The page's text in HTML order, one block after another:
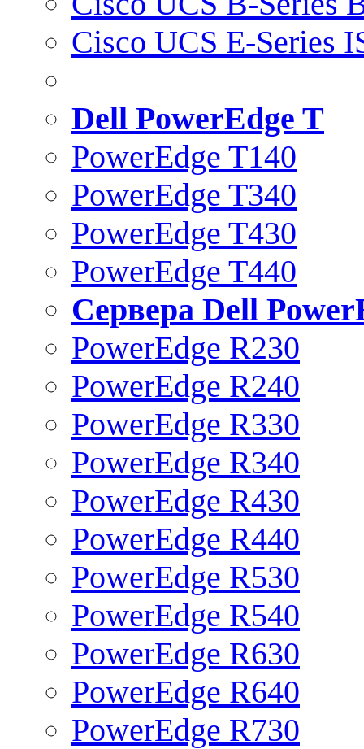
Cisco UCS E-Series
Dell PowerEdge T
PowerEdge T140
PowerEdge T340
PowerEdge T430
PowerEdge T440
Сервера Dell
PowerEdge R230
PowerEdge R240
PowerEdge R330
PowerEdge R340
PowerEdge R430
PowerEdge R440
PowerEdge R530
PowerEdge R540
PowerEdge R630
PowerEdge R640
PowerEdge R730